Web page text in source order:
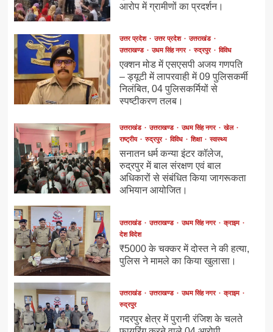
आरोप में ग्रामीणों का प्रदर्शन।
उत्तर प्रदेश उत्तर प्रदेश
उत्तराखंड
उत्तराखण्ड
उधम सिंह नगर रुद्रपुर विविध
एक्शन मोड में एसएसपी अजय गणपति
– ड्यूटी में लापरवाही में 09 पुलिसकर्मी
निलंबित, 04 पुलिसकर्मियों से
स्पष्टीकरण तलब।
उत्तराखंड उत्तराखण्ड उधम सिंह नगर
खेल
राष्ट्रीय
रुद्रपुर विविध शिक्षा स्वास्थ्य
सनातन धर्म कन्या इंटर कॉलेज,
रुद्रपुर में बाल संरक्षण एवं बाल
अधिकारों से संबंधित किया जागरूकता
अभियान आयोजित।
उत्तराखंड उत्तराखण्ड उधम सिंह नगर
क्राइम
देश विदेश
₹5000 के चक्कर में दोस्त ने की हत्या,
पुलिस ने मामले का किया खुलासा।
उत्तराखंड उत्तराखण्ड उधम सिंह नगर
क्राइम
रुद्रपुर
गदरपुर क्षेत्र में पुरानी रंजिश के चलते